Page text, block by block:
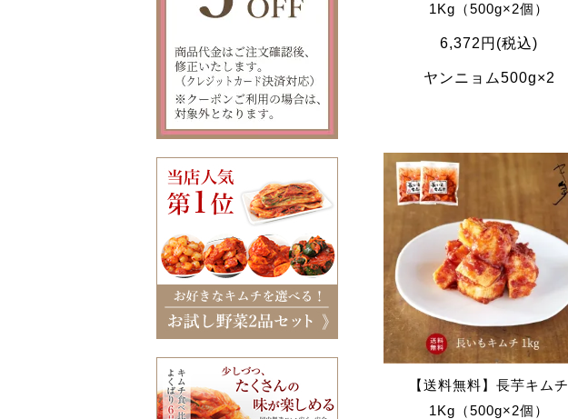
1Kg（500g×2個）
6,372円(税込)
ヤンニョム500g×2
【送料無料】長芋キムチ
1Kg（500g×2個）